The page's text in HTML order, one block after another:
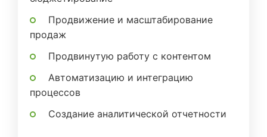
Продвижение и масштабирование
продаж
Продвинутую работу с контентом
Автоматизацию и интеграцию
процессов
Создание аналитической отчетности